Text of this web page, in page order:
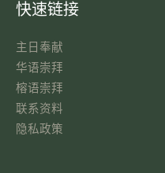
快速链接
主日奉献​
华语崇拜
榕语崇拜
联系资料​
隐私政策